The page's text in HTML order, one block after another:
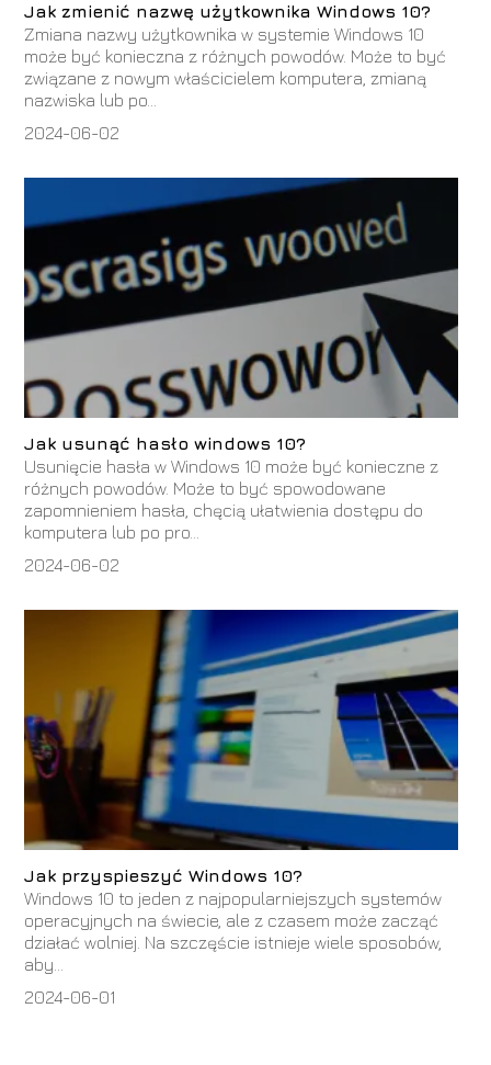
Jak zmienić nazwę użytkownika Windows 10?
Zmiana nazwy użytkownika w systemie Windows 10
może być konieczna z różnych powodów. Może to być
związane z nowym właścicielem komputera, zmianą
nazwiska lub po...
2024-06-02
Jak usunąć hasło windows 10?
Usunięcie hasła w Windows 10 może być konieczne z
różnych powodów. Może to być spowodowane
zapomnieniem hasła, chęcią ułatwienia dostępu do
komputera lub po pro...
2024-06-02
Jak przyspieszyć Windows 10?
Windows 10 to jeden z najpopularniejszych systemów
operacyjnych na świecie, ale z czasem może zacząć
działać wolniej. Na szczęście istnieje wiele sposobów,
aby...
2024-06-01